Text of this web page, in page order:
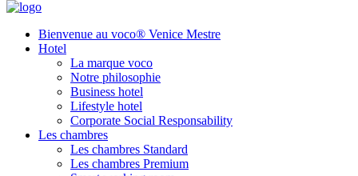
Bienvenue au voco® Venice Mestre
Hotel
La marque voco
Notre philosophie
Business hotel
Lifestyle hotel
Corporate Social Responsability
Les chambres
Les chambres Standard
Les chambres Premium